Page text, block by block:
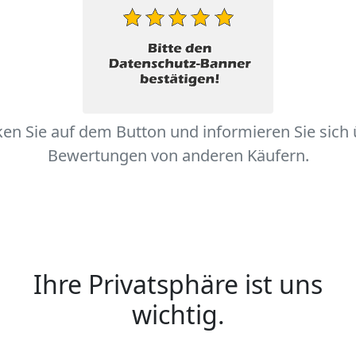
Sie auf dem Button und informieren Sie sich
Bewertungen von anderen Käufern.
Ihre Privatsphäre ist uns
wichtig.